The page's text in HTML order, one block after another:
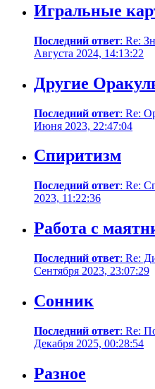
Игральные
Последний ответ: Re:
Августа 2024, 14:13:22
Другие
Последний ответ: Re:
Июня 2023, 22:47:04
Спиритизм
Последний ответ: Re:
2023, 11:22:36
Работа с
Последний ответ: Re:
Сентября 2023, 23:07:29
Сонник
Последний ответ: Re:
Декабря 2025, 00:28:54
Разное